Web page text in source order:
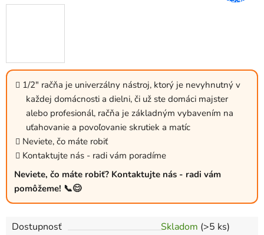
1/2" račňa je univerzálny nástroj, ktorý je nevyhnutný v
každej domácnosti a dielni, či už ste domáci majster
alebo profesionál, račňa je základným vybavením na
uťahovanie a povoľovanie skrutiek a matíc
Neviete, čo máte robiť
Kontaktujte nás - radi vám poradíme
Neviete, čo máte robiť? Kontaktujte nás - radi vám
pomôžeme! 📞😊
Dostupnosť Skladom (>5 ks)